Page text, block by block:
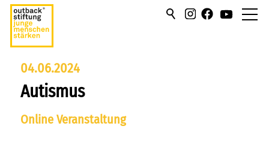
über uns
hilfen/leistung
campus
04.06.2024
Autismus
Online Veranstaltung